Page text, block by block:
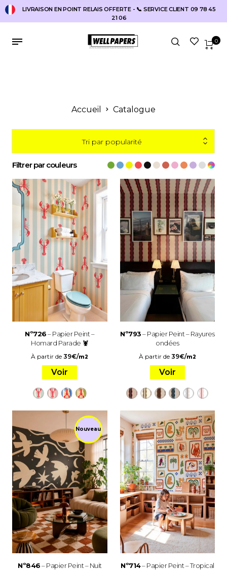
LIVRAISON EN POINT RELAIS OFFERTE - 📞 SERVICE CLIENT 09 78 45
21 06
0
Accueil Catalogue
Tri par popularité
Filtrer par couleurs
Nº726– Papier Peint –
Homard Parade 🦞
À partir de39€/m2
Voir
Nº793– Papier Peint – Rayures
ondées
À partir de 39€/m2
Voir
Nouveau
Nº846– Papier Peint – Nuit
Nº714– Papier Peint – Tropical